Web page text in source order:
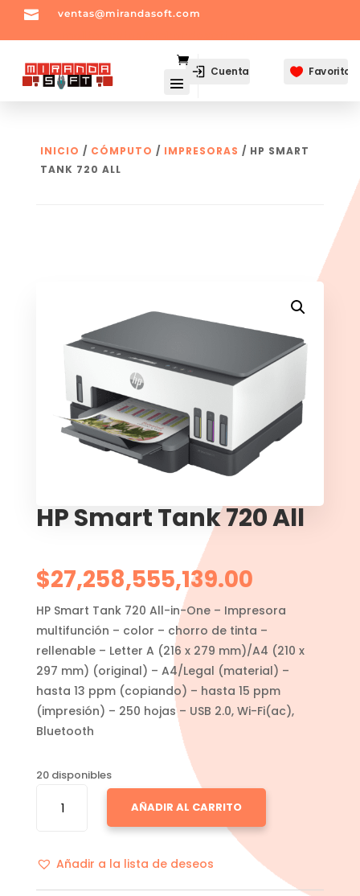
 ventas@mirandasoft.com
Cuenta  Favoritos
INICIO / CÓMPUTO / IMPRESORAS / HP SMART
TANK 720 ALL
HP Smart Tank 720 All
$27,258,555,139.00
HP Smart Tank 720 All-in-One – Impresora
multifunción – color – chorro de tinta –
rellenable – Letter A (216 x 279 mm)/A4 (210 x
297 mm) (original) – A4/Legal (material) –
hasta 13 ppm (copiando) – hasta 15 ppm
(impresión) – 250 hojas – USB 2.0, Wi-Fi(ac),
Bluetooth
20 disponibles
SMART
ALL
AÑADIR AL CARRITO
Añadir a la lista de deseos